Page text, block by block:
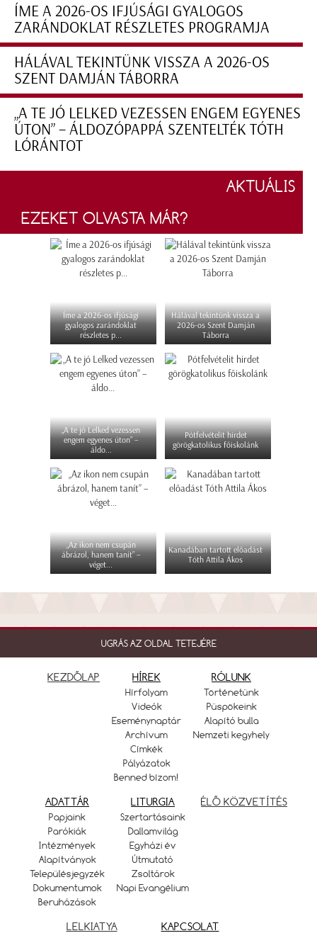
ÍME A 2026-OS IFJÚSÁGI GYALOGOS
ZARÁNDOKLAT RÉSZLETES PROGRAMJA
HÁLÁVAL TEKINTÜNK VISSZA A 2026-OS
SZENT DAMJÁN TÁBORRA
„A TE JÓ LELKED VEZESSEN ENGEM EGYENES
ÚTON” – ÁLDOZÓPAPPÁ SZENTELTÉK TÓTH
LÓRÁNTOT
AKTUÁLIS
EZEKET OLVASTA MÁR?
Íme a 2026-os ifjúsági
gyalogos zarándoklat
részletes p...
Hálával tekintünk vissza a
2026-os Szent Damján
Táborra
„A te jó Lelked vezessen
engem egyenes úton” –
áldo...
Pótfelvételit hirdet
görögkatolikus főiskolánk
„Az ikon nem csupán
ábrázol, hanem tanít” –
véget...
Kanadában tartott előadást
Tóth Attila Ákos
UGRÁS AZ OLDAL TETEJÉRE
KEZDŐLAP HÍREK
Hírfolyam
Videók
Eseménynaptár
Archívum
Címkék
Pályázatok
Benned bízom!
RÓLUNK
Történetünk
Püspökeink
Alapító bulla
Nemzeti kegyhely
ADATTÁR
Papjaink
Parókiák
Intézmények
Alapítványok
Településjegyzék
Dokumentumok
Beruházások
LITURGIA
Szertartásaink
Dallamvilág
Egyházi év
Útmutató
Zsoltárok
Napi Evangélium
ÉLŐ KÖZVETÍTÉS
LELKIATYA KAPCSOLAT